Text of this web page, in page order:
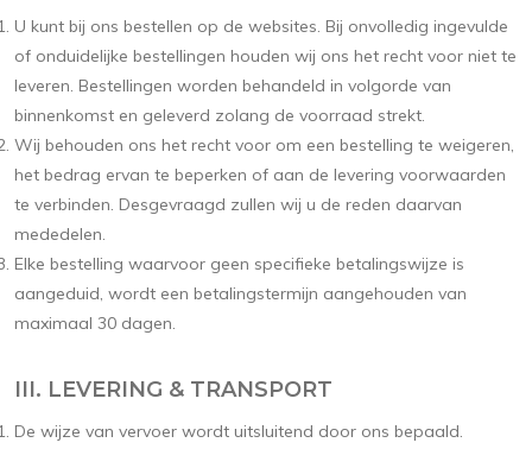
U kunt bij ons bestellen op de websites. Bij onvolledig ingevulde
of onduidelijke bestellingen houden wij ons het recht voor niet te
leveren. Bestellingen worden behandeld in volgorde van
binnenkomst en geleverd zolang de voorraad strekt.
Wij behouden ons het recht voor om een bestelling te weigeren,
het bedrag ervan te beperken of aan de levering voorwaarden
te verbinden. Desgevraagd zullen wij u de reden daarvan
mededelen.
Elke bestelling waarvoor geen specifieke betalingswijze is
aangeduid, wordt een betalingstermijn aangehouden van
maximaal 30 dagen.
III. LEVERING & TRANSPORT
De wijze van vervoer wordt uitsluitend door ons bepaald.